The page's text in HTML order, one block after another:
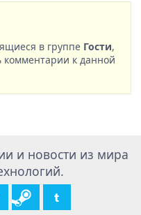
в группе Гости,
комментарии к данной
и новости из мира